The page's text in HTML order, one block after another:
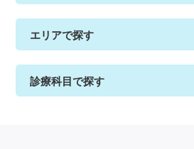
エリアで探す
診療科目で探す